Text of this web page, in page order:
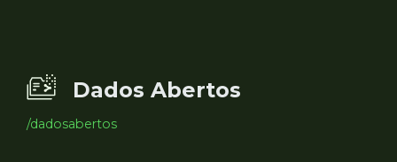
Dados Abertos
/dadosabertos